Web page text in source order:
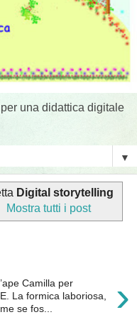
una didattica digitale
▼
Digital storytelling
Mostra tutti i post
›
Camilla per
La formica laboriosa,
se fos...